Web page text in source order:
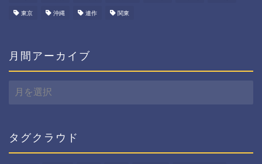
東京 沖縄 連作 関東
月間アーカイブ
間
カ
タグクラウド